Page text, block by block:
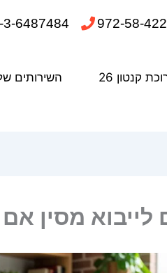
972-58-
3-6487484
קנטון 26 השירותים
מסין